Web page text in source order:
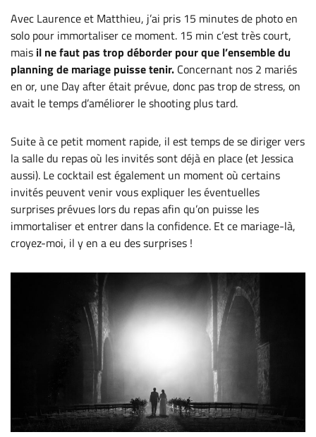
Avec Laurence et Matthieu, j’ai pris 15 minutes de photo en
solo pour immortaliser ce moment. 15 min c’est très court,
mais il ne faut pas trop déborder pour que l’ensemble du
planning de mariage puisse tenir. Concernant nos 2 mariés
en or, une Day after était prévue, donc pas trop de stress, on
avait le temps d’améliorer le shooting plus tard.
Suite à ce petit moment rapide, il est temps de se diriger vers
la salle du repas où les invités sont déjà en place (et Jessica
aussi). Le cocktail est également un moment où certains
invités peuvent venir vous expliquer les éventuelles
surprises prévues lors du repas afin qu’on puisse les
immortaliser et entrer dans la confidence. Et ce mariage-là,
croyez-moi, il y en a eu des surprises !